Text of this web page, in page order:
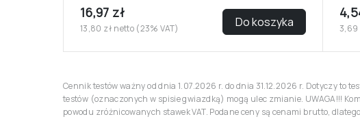
16,97 zł
13,80 zł netto (23% VAT) Do koszyka 3,69
Cennik testów ważny od dnia 1.07.2026 r. do dnia 31.12.2026 r. Dotyczy to
testów (oznaczonych w spisie gwiazdką) mogą ulec zmianie. UWAGA!!!
powodu zróżnicowanych stawek VAT. Podane ceny są cenami brutto,